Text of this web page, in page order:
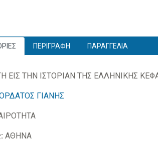
ΠΕΡΙΓΡΑΦΗ ΠΑΡΑΓΓΕΛΙΑ
ΕΙΣ ΤΗΝ ΙΣΤΟΡΙΑΝ ΤΗΣ ΕΛΛΗΝΙΚΗΣ
ΓΙΑΝΗΣ
ΑΘΗΝΑ